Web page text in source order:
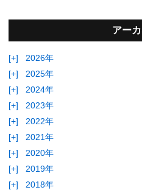
アー
[+]
2026年
[+]
2025年
[+]
2024年
[+]
2023年
[+]
2022年
[+]
2021年
[+]
2020年
[+]
2019年
[+]
2018年